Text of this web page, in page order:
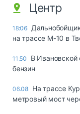
Центр
18:06
на трассе М-10 в
11:50
В Ивановской
бензин
06.08 На трассе
метровый мост